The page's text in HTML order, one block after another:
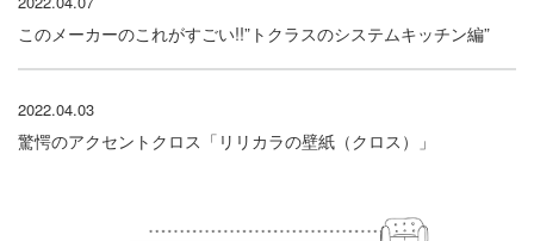
このメーカーのこれがすごい!!”トクラスのシステムキッチン編”
2022.04.03
驚愕のアクセントクロス「リリカラの壁紙（クロス）」